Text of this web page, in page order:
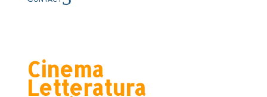
Cinema
Letteratura